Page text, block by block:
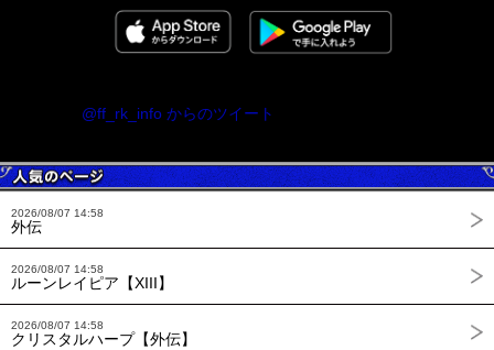
@ff_rk_info からのツイート
2026/08/07 14:58
外伝
2026/08/07 14:58
ルーンレイピア【XIII】
2026/08/07 14:58
クリスタルハープ【外伝】